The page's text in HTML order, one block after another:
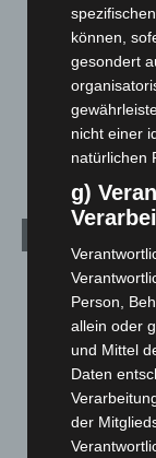
Leserbriefe
Menschen
Über uns
Veranstaltungen
August 2026(10)
Juli 2026(73)
Juni 2026 (139)
Mai 2026(99)
April 2026(99)
März 2026(115)
können,
gesondert
nicht einer
natürlichen
g)
Person,
allein oder
und Mittel
Daten
der